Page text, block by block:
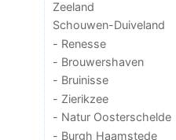
Zeeland
Schouwen-Duiveland
- Renesse
- Brouwershaven
- Bruinisse
- Zierikzee
- Natur Oosterschelde
- Burgh Haamstede